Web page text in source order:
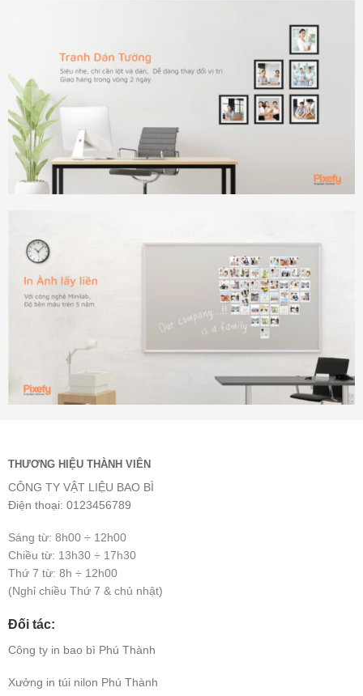
THƯƠNG HIỆU THÀNH VIÊN
CÔNG TY VẬT LIỆU BAO BÌ
Điện thoại: 0123456789
Sáng từ: 8h00 ÷ 12h00
Chiều từ: 13h30 ÷ 17h30
Thứ 7 từ: 8h ÷ 12h00
(Nghỉ chiều Thứ 7 & chủ nhật)
Đối tác:
Công ty in bao bì Phú Thành
Xưởng in túi nilon Phú Thành